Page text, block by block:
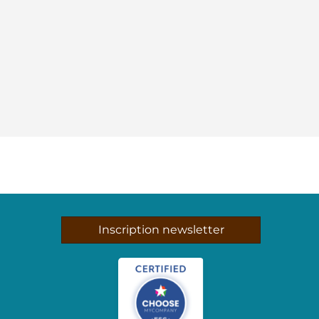
Inscription newsletter